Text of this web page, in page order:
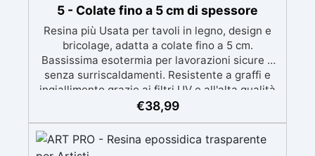
5 - Colate fino a 5 cm di spessore
Resina più Usata per tavoli in legno, design e
bricolage, adatta a colate fino a 5 cm.
Bassissima esotermia per lavorazioni sicure e
senza surriscaldamenti. Resistente a graffi e
ingiallimento grazie ai filtri UV e all'alta qualità
meccanica. Bassa viscosità per eliminare bolle
BPA/VOC free e certificata per il contatto
prolungato con la pelle.
€38,99